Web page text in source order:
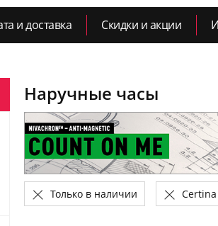
и доставка Скидки и акции
Наручные часы
Только в наличии Certina